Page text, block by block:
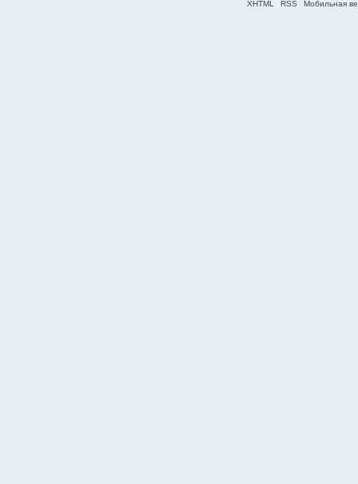
XHTML
RSS Мобильная